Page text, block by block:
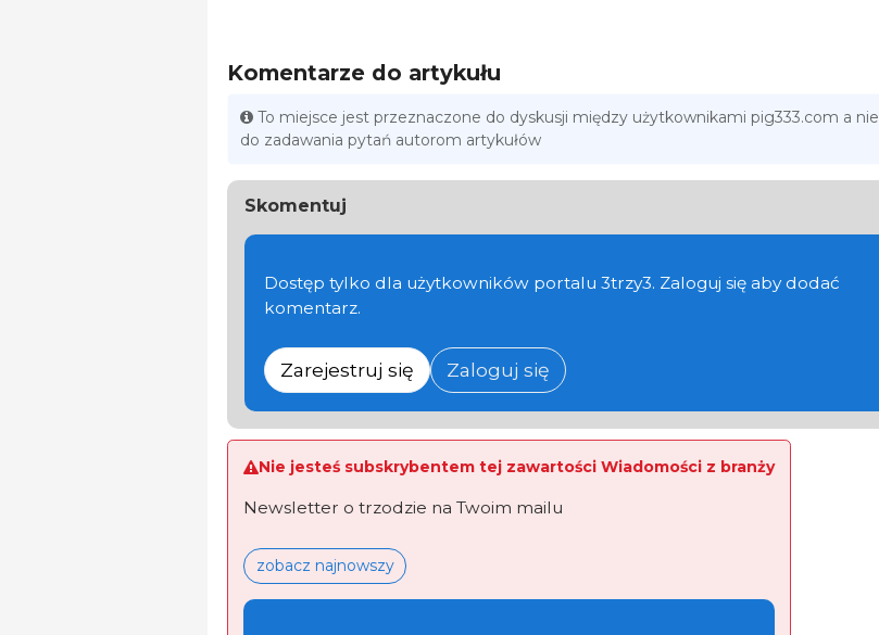
Komentarze do artykułu
To miejsce jest przeznaczone do dyskusji między użytkownikami pig333.com a nie
do zadawania pytań autorom artykułów
Skomentuj
Dostęp tylko dla użytkowników portalu 3trzy3. Zaloguj się aby dodać
komentarz.
Zarejestruj się Zaloguj się
Nie jesteś subskrybentem tej zawartości Wiadomości z branży
Newsletter o trzodzie na Twoim mailu
zobacz najnowszy